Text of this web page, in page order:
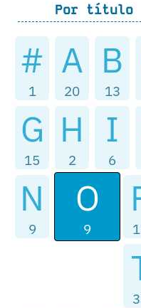
Por título
#
1
A
20
B
13
G
15
H
2
I
6
N
9
O
9